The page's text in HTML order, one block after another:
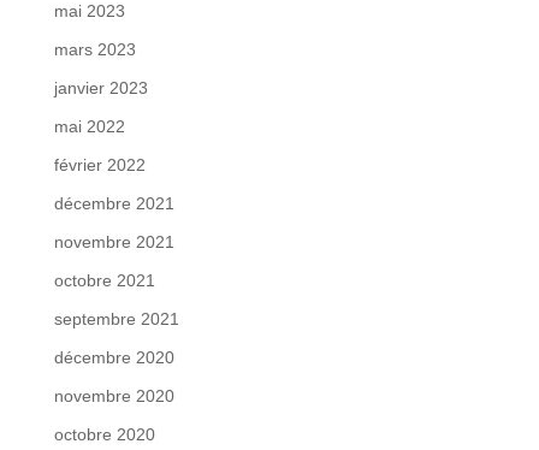
mai 2023
mars 2023
janvier 2023
mai 2022
février 2022
décembre 2021
novembre 2021
octobre 2021
septembre 2021
décembre 2020
novembre 2020
octobre 2020